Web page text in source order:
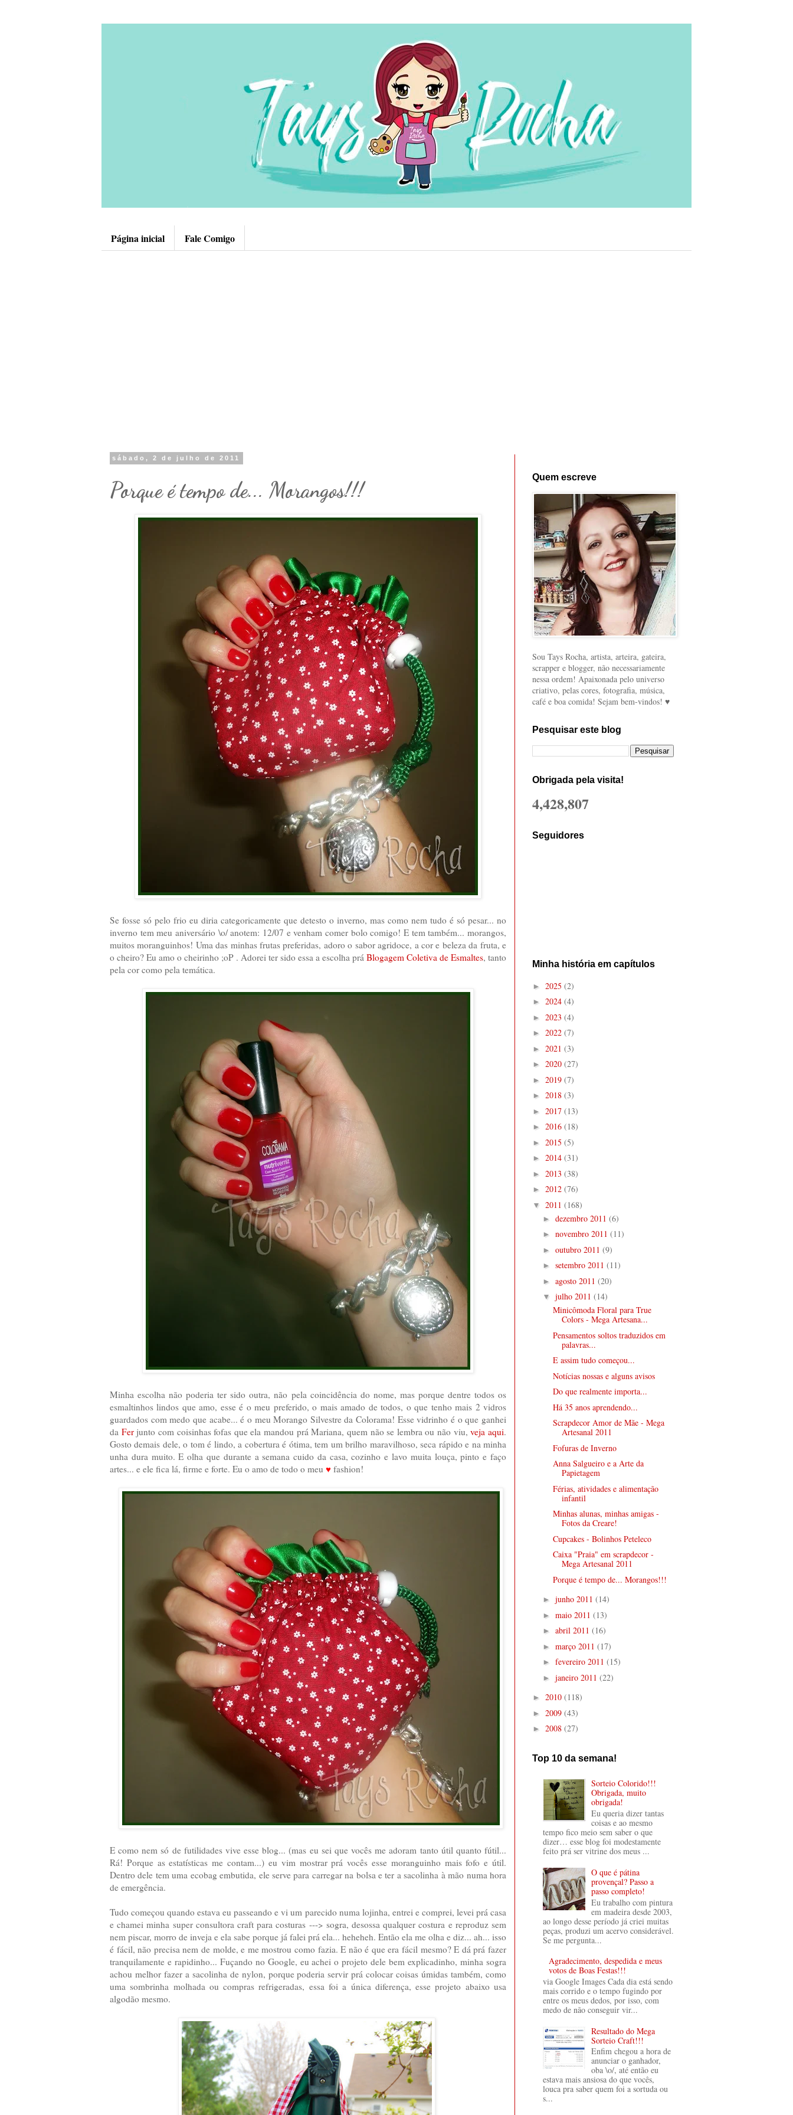
Página inicial Fale Comigo
sábado, 2 de julho de 2011
Porque é tempo de... Morangos!!!
Se fosse só pelo frio eu diria categoricamente que detesto o inverno, mas como nem tudo é só pesar... no
inverno tem meu aniversário \o/ anotem: 12/07 e venham comer bolo comigo! E tem também... morangos,
muitos moranguinhos! Uma das minhas frutas preferidas, adoro o sabor agridoce, a cor e beleza da fruta, e
o cheiro? Eu amo o cheirinho ;oP . Adorei ter sido essa a escolha prá Blogagem Coletiva de Esmaltes, tanto
pela cor como pela temática.
Minha escolha não poderia ter sido outra, não pela coincidência do nome, mas porque dentre todos os
esmaltinhos lindos que amo, esse é o meu preferido, o mais amado de todos, o que tenho mais 2 vidros
guardados com medo que acabe... é o meu Morango Silvestre da Colorama! Esse vidrinho é o que ganhei
da Ferjunto com coisinhas fofas que ela mandou prá Mariana, quem não se lembra ou não viu,veja aqui.
Gosto demais dele, o tom é lindo, a cobertura é ótima, tem um brilho maravilhoso, seca rápido e na minha
unha dura muito. E olha que durante a semana cuido da casa, cozinho e lavo muita louça, pinto e faço
artes... e ele fica lá, firme e forte. Eu o amo de todo o meu ♥ fashion!
E como nem só de futilidades vive esse blog... (mas eu sei que vocês me adoram tanto útil quanto fútil...
Rá! Porque as estatísticas me contam...) eu vim mostrar prá vocês esse moranguinho mais fofo e útil.
Dentro dele tem uma ecobag embutida, ele serve para carregar na bolsa e ter a sacolinha à mão numa hora
de emergência.
Tudo começou quando estava eu passeando e vi um parecido numa lojinha, entrei e comprei, levei prá casa
e chamei minha super consultora craft para costuras ---> sogra, desossa qualquer costura e reproduz sem
nem piscar, morro de inveja e ela sabe porque já falei prá ela... heheheh. Então ela me olha e diz... ah... isso
é fácil, não precisa nem de molde, e me mostrou como fazia. E não é que era fácil mesmo? E dá prá fazer
tranquilamente e rapidinho... Fuçando no Google, eu achei o projeto dele bem explicadinho, minha sogra
achou melhor fazer a sacolinha de nylon, porque poderia servir prá colocar coisas úmidas também, como
uma sombrinha molhada ou compras refrigeradas, essa foi a única diferença, esse projeto abaixo usa
algodão mesmo.
Quem escreve
Sou Tays Rocha, artista, arteira, gateira,
scrapper e blogger, não necessariamente
nessa ordem! Apaixonada pelo universo
criativo, pelas cores, fotografia, música,
café e boa comida! Sejam bem-vindos! ♥
Pesquisar este blog
Obrigada pela visita!
4,428,807
Seguidores
Minha história em capítulos
► 2025 (2)
► 2024 (4)
► 2023 (4)
► 2022 (7)
► 2021 (3)
► 2020 (27)
► 2019 (7)
► 2018 (3)
► 2017 (13)
► 2016 (18)
► 2015 (5)
► 2014 (31)
► 2013 (38)
► 2012 (76)
▼ 2011 (168)
► dezembro 2011 (6)
► novembro 2011 (11)
► outubro 2011 (9)
► setembro 2011 (11)
► agosto 2011 (20)
▼ julho 2011 (14)
Minicômoda Floral para True
Colors - Mega Artesana...
Pensamentos soltos traduzidos em
palavras...
E assim tudo começou...
Notícias nossas e alguns avisos
Do que realmente importa...
Há 35 anos aprendendo...
Scrapdecor Amor de Mãe - Mega
Artesanal 2011
Fofuras de Inverno
Anna Salgueiro e a Arte da
Papietagem
Férias, atividades e alimentação
infantil
Minhas alunas, minhas amigas -
Fotos da Creare!
Cupcakes - Bolinhos Peteleco
Caixa "Praia" em scrapdecor -
Mega Artesanal 2011
Porque é tempo de... Morangos!!!
► junho 2011 (14)
► maio 2011 (13)
► abril 2011 (16)
► março 2011 (17)
► fevereiro 2011 (15)
► janeiro 2011 (22)
► 2010 (118)
► 2009 (43)
► 2008 (27)
Top 10 da semana!
Sorteio Colorido!!!
Obrigada, muito
obrigada!
Eu queria dizer tantas
coisas e ao mesmo
tempo fico meio sem saber o que
dizer… esse blog foi modestamente
feito prá ser vitrine dos meus ...
O que é pátina
provençal? Passo a
passo completo!
Eu trabalho com pintura
em madeira desde 2003,
ao longo desse período já criei muitas
peças, produzi um acervo considerável.
Se me pergunta...
Agradecimento, despedida e meus
votos de Boas Festas!!!
via Google Images Cada dia está sendo
mais corrido e o tempo fugindo por
entre os meus dedos, por isso, com
medo de não conseguir vir...
Resultado do Mega
Sorteio Craft!!!
Enfim chegou a hora de
anunciar o ganhador,
oba \o/, até então eu
estava mais ansiosa do que vocês,
louca pra saber quem foi a sortuda ou
s...